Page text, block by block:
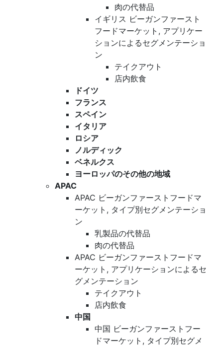
肉の代替品
イギリス ビーガンファースト
フードマーケット, アプリケー
ションによるセグメンテーショ
ン
テイクアウト
店内飲食
ドイツ
フランス
スペイン
イタリア
ロシア
ノルディック
ベネルクス
ヨーロッパのその他の地域
APAC
APAC ビーガンファーストフードマ
ーケット, タイプ別セグメンテーショ
ン
乳製品の代替品
肉の代替品
APAC ビーガンファーストフードマ
ーケット, アプリケーションによるセ
グメンテーション
テイクアウト
店内飲食
中国
中国 ビーガンファーストフー
ドマーケット, タイプ別セグメ